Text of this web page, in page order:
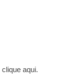
clique aqui.